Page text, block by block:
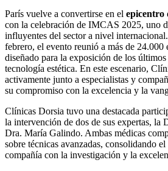
París vuelve a convertirse en el epicentro
con la celebración de IMCAS 2025, uno
influyentes del sector a nivel
febrero, el evento reunió a más de 24.000
diseñado para la exposición de los
tecnología estética. En este escenario,
activamente junto a especialistas y
su compromiso con la excelencia y la
Clínicas Dorsia tuvo una destacada
la intervención de dos de sus expertas, la
Dra. María Galindo. Ambas médicas
sobre técnicas avanzadas, consolidando
compañía con la investigación y la